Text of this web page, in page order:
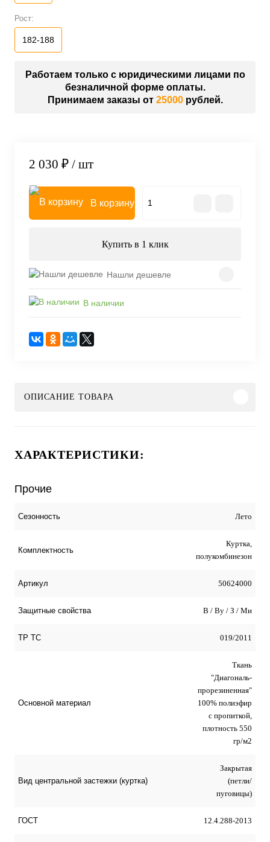
Рост:
182-188
Работаем только с юридическими лицами по
безналичной форме оплаты.
Принимаем заказы от 25000рублей.
2 030 ₽ / шт
В корзину
Купить в 1 клик
Нашли дешевле
В наличии
ОПИСАНИЕ ТОВАРА
ХАРАКТЕРИСТИКИ:
Прочие
Сезонность Лето
Комплектность
Куртка,
полукомбинезон
Артикул 50624000
Защитные свойства В / Ву / З / Ми
ТР ТС 019/2011
Основной материал
Ткань
"Диагональ-
прорезиненная"
100% полиэфир
с пропиткой,
плотность 550
гр/м2
Вид центральной застежки (куртка)
Закрытая
(петли/
пуговицы)
ГОСТ 12.4.288-2013